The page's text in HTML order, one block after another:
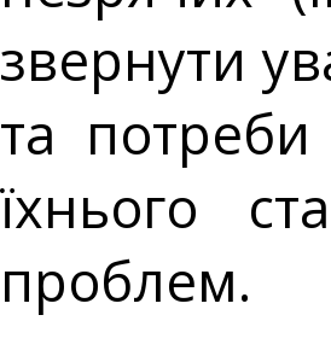
звернути
та
їхнього
проблем.